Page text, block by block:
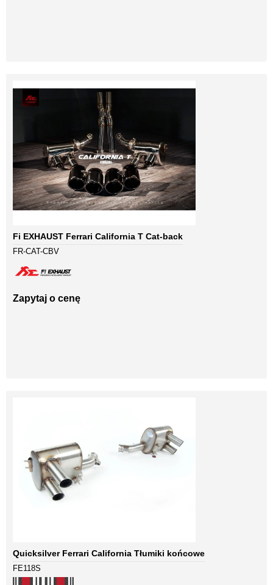
Fi EXHAUST Ferrari California T Cat-back
FR-CAT-CBV
Zapytaj o cenę
Quicksilver Ferrari California Tłumiki końcowe
FE118S